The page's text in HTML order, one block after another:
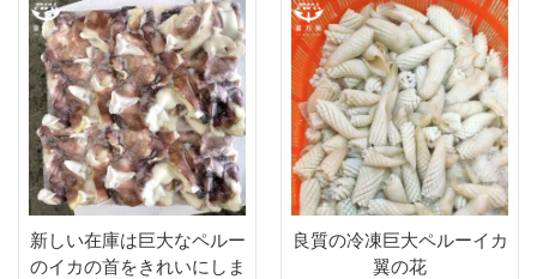
能） 包装：1kg/バッ
グ,10kg /織りバッグ（カ
スタマイズ可能） 販売モ
デル：卸売/輸出 min .注
文：20フィートコンテ
ナ/40フィートコンテナ 支
払い：TT/С確認された取
消不能のLCを一目で 発
送：入金確認後20日以内
起源：中国 ブランド：fu
wang hang
続きを読む
卸売/輸出 支払い：TT/С確
認された取消不能のLCを
一目で 発送：入金確認後
20日以内
続きを読む
新しい在庫は巨大なペルー
のイカの首をきれいにしま
良質の冷凍巨大ペルーイカ
翼の花